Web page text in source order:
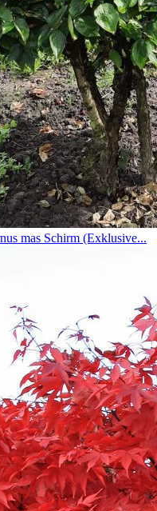
mas Schirm (Exklusive...